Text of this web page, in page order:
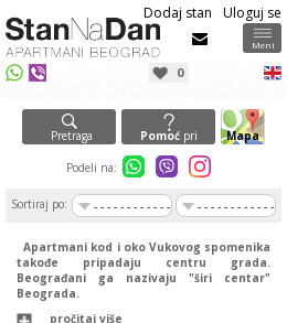
0
Meni
Dodaj stan Uloguj se
Pretraga Pomoćpri
Mapa
Podeli na:
- - - - - - - - - - - -
- - - - - - - - - - - -
Sortiraj po:
Apartmani kod i oko Vukovog spomenika
takođe pripadaju centru grada.
Beograđani ga nazivaju "širi centar"
Beograda.
pročitaj više